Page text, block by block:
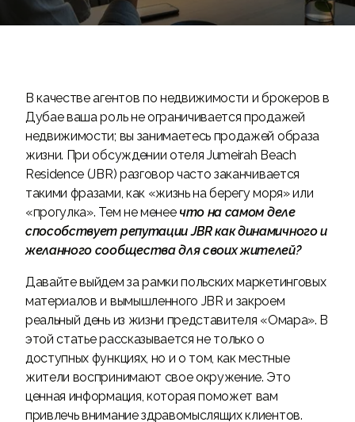
В качестве агентов по недвижимости и брокеров в
Дубае ваша роль не ограничивается продажей
недвижимости; вы занимаетесь продажей образа
жизни. При обсуждении отеля Jumeirah Beach
Residence (JBR) разговор часто заканчивается
такими фразами, как «жизнь на берегу моря» или
«прогулка». Тем не менее что на самом деле
способствует репутации JBR как динамичного и
желанного сообщества для своих жителей?
Давайте выйдем за рамки польских маркетинговых
материалов и вымышленного JBR и закроем
реальный день из жизни представителя «Омара». В
этой статье рассказывается не только о
доступных функциях, но и о том, как местные
жители воспринимают свое окружение. Это
ценная информация, которая поможет вам
привлечь внимание здравомыслящих клиентов.